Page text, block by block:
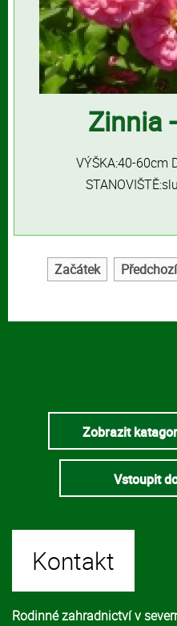
Zinnia
VÝŠKA:40-60cm
Začátek Předchozí
Zobrazit
Vstoupit
Kontakt
Rodinné zahradnictví v